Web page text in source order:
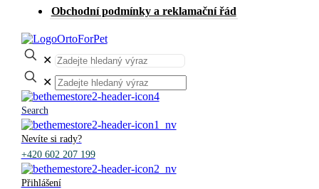
Obchodní podmínky a reklamační řád
✕
✕
Search
Nevíte si rady?
+420 602 207 199
Přihlášení